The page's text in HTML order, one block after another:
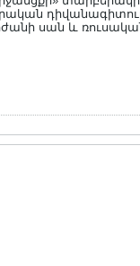
սան և